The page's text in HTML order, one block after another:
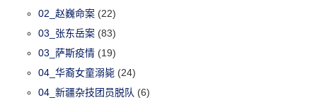
02_赵巍命案 (22)
03_张东岳案 (83)
03_萨斯疫情 (19)
04_华裔女童溺毙 (24)
04_新疆杂技团员脱队 (6)